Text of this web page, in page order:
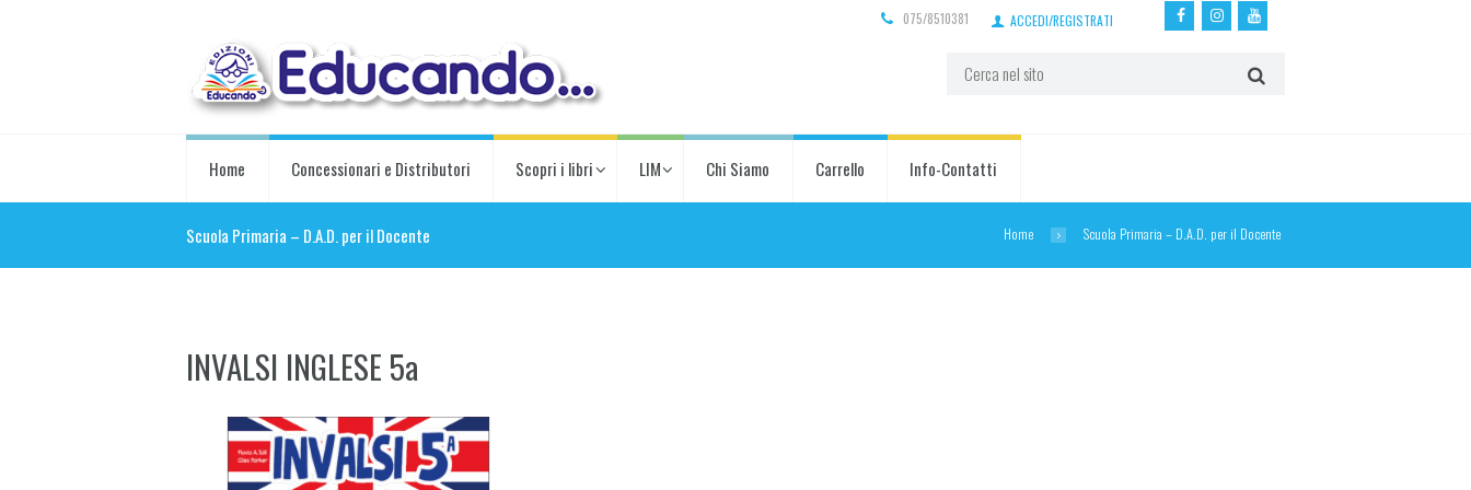
075/8510381 ACCEDI/REGISTRATI
Home Concessionari e Distributori Scopri i libri LIM Chi Siamo Carrello Info-Contatti
Scuola Primaria – D.A.D. per il Docente Home Scuola Primaria – D.A.D. per il Docente
INVALSI INGLESE 5a